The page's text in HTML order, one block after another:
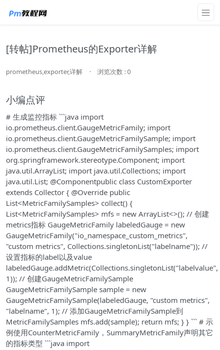
[转帖]Prometheus的Exporter详解
prometheus,exporter,详解 · 浏览次数 : 0
小编点评
# 生成监控指标 ```java import
io.prometheus.client.GaugeMetricFamily; import
io.prometheus.client.GaugeMetricFamilySample; import
io.prometheus.client.GaugeMetricFamilySamples; import
org.springframework.stereotype.Component; import
java.util.ArrayList; import java.util.Collections; import
java.util.List; @Componentpublic class CustomExporter
extends Collector { @Override public
List<MetricFamilySamples> collect() {
List<MetricFamilySamples> mfs = new ArrayList<>(); // 创建
metrics指标 GaugeMetricFamily labeledGauge = new
GaugeMetricFamily("io_namespace_custom_metrics",
"custom metrics", Collections.singletonList("labelname")); //
设置指标的label以及value
labeledGauge.addMetric(Collections.singletonList("labelvalue",
1)); // 创建GaugeMetricFamilySample
GaugeMetricFamilySample sample = new
GaugeMetricFamilySample(labeledGauge, "custom metrics",
"labelname", 1); // 添加GaugeMetricFamilySample到
MetricFamilySamples mfs.add(sample); return mfs; } } ``` # 示
例使用CounterMetricFamily，SummaryMetricFamily声明其它
的指标类型 ```java import